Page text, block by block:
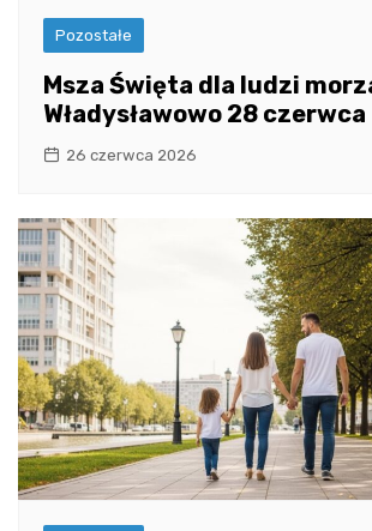
Pozostałe
Msza Święta dla ludzi
Władysławowo 28 czerwca
26 czerwca 2026